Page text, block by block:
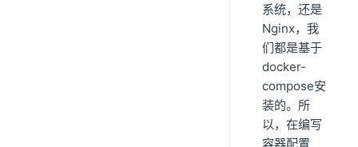
系统，还是
Nginx，我
们都是基于
docker-
compose安
装的。所
以，在编写
容器配置